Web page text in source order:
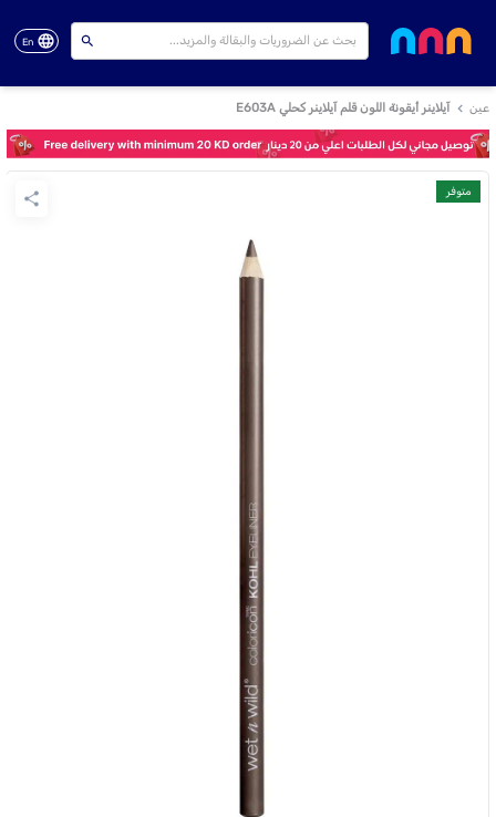
En
عين آيلاينر أيقونة اللون قلم آيلاينر كحلي E603A
متوفر